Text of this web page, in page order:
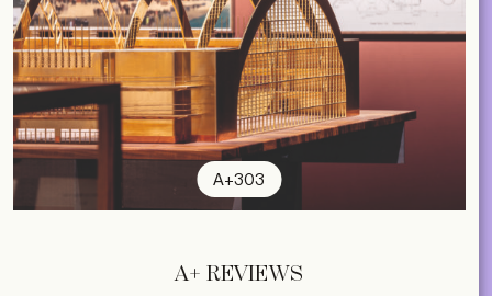
A+303
A+ REVIEWS